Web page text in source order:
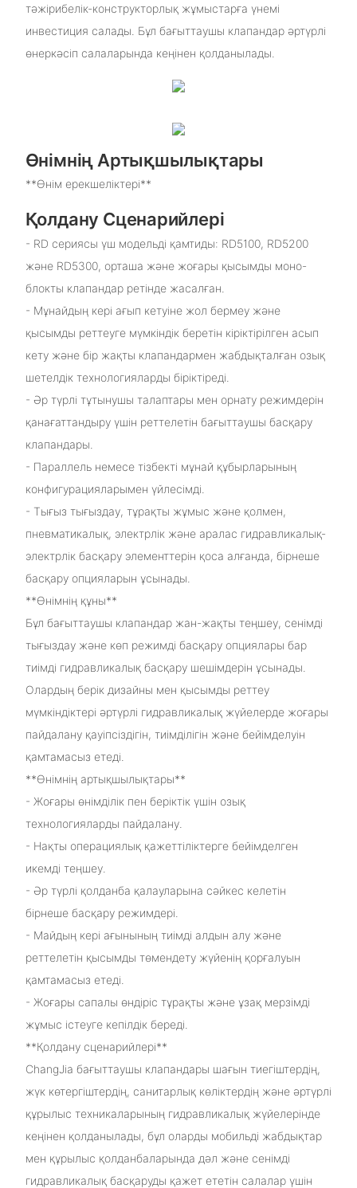
тәжірибелік-конструкторлық жұмыстарға үнемі
инвестиция салады. Бұл бағыттаушы клапандар әртүрлі
өнеркәсіп салаларында кеңінен қолданылады.
Өнімнің Артықшылықтары
**Өнім ерекшеліктері**
Қолдану Сценарийлері
- RD сериясы үш модельді қамтиды: RD5100, RD5200
және RD5300, орташа және жоғары қысымды моно-
блокты клапандар ретінде жасалған.
- Мұнайдың кері ағып кетуіне жол бермеу және
қысымды реттеуге мүмкіндік беретін кіріктірілген асып
кету және бір жақты клапандармен жабдықталған озық
шетелдік технологияларды біріктіреді.
- Әр түрлі тұтынушы талаптары мен орнату режимдерін
қанағаттандыру үшін реттелетін бағыттаушы басқару
клапандары.
- Параллель немесе тізбекті мұнай құбырларының
конфигурацияларымен үйлесімді.
- Тығыз тығыздау, тұрақты жұмыс және қолмен,
пневматикалық, электрлік және аралас гидравликалық-
электрлік басқару элементтерін қоса алғанда, бірнеше
басқару опцияларын ұсынады.
**Өнімнің құны**
Бұл бағыттаушы клапандар жан-жақты теңшеу, сенімді
тығыздау және көп режимді басқару опциялары бар
тиімді гидравликалық басқару шешімдерін ұсынады.
Олардың берік дизайны мен қысымды реттеу
мүмкіндіктері әртүрлі гидравликалық жүйелерде жоғары
пайдалану қауіпсіздігін, тиімділігін және бейімделуін
қамтамасыз етеді.
**Өнімнің артықшылықтары**
- Жоғары өнімділік пен беріктік үшін озық
технологияларды пайдалану.
- Нақты операциялық қажеттіліктерге бейімделген
икемді теңшеу.
- Әр түрлі қолданба қалауларына сәйкес келетін
бірнеше басқару режимдері.
- Майдың кері ағынының тиімді алдын алу және
реттелетін қысымды төмендету жүйенің қорғалуын
қамтамасыз етеді.
- Жоғары сапалы өндіріс тұрақты және ұзақ мерзімді
жұмыс істеуге кепілдік береді.
**Қолдану сценарийлері**
ChangJia бағыттаушы клапандары шағын тиегіштердің,
жүк көтергіштердің, санитарлық көліктердің және әртүрлі
құрылыс техникаларының гидравликалық жүйелерінде
кеңінен қолданылады, бұл оларды мобильді жабдықтар
мен құрылыс қолданбаларында дәл және сенімді
гидравликалық басқаруды қажет ететін салалар үшін